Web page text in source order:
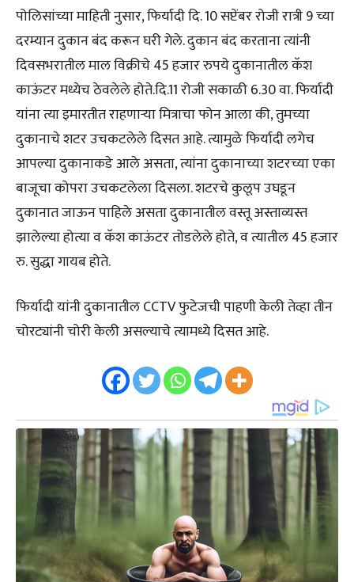
पोलिसांच्या माहिती नुसार, फिर्यादी दि. 10 सप्टेंबर रोजी रात्री 9 च्या
दरम्यान दुकान बंद करून घरी गेले. दुकान बंद करताना त्यांनी
दिवसभरातील माल विक्रीचे 45 हजार रुपये दुकानातील कॅश
काऊंटर मध्येच ठेवलेले होते.दि.11 रोजी सकाळी 6.30 वा. फिर्यादी
यांना त्या इमारतीत राहणाऱ्या मित्राचा फोन आला की, तुमच्या
दुकानाचे शटर उचकटलेले दिसत आहे. त्यामुळे फिर्यादी लगेच
आपल्या दुकानाकडे आले असता, त्यांना दुकानाच्या शटरच्या एका
बाजूचा कोपरा उचकटलेला दिसला. शटरचे कुलूप उघडून
दुकानात जाऊन पाहिले असता दुकानातील वस्तू अस्ताव्यस्त
झालेल्या होत्या व कॅश काऊंटर तोडलेले होते, व त्यातील 45 हजार
रु. सुद्धा गायब होते.
फिर्यादी यांनी दुकानातील CCTV फुटेजची पाहणी केली तेव्हा तीन
चोरट्यांनी चोरी केली असल्याचे त्यामध्ये दिसत आहे.